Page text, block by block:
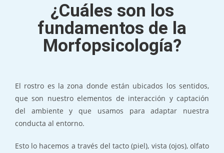
¿Cuáles son los
fundamentos de la
Morfopsicología?
El rostro es la zona donde están ubicados los sentidos,
que son nuestro elementos de interacción y captación
del ambiente y que usamos para adaptar nuestra
conducta al entorno.
Esto lo hacemos a través del tacto (piel), vista (ojos), olfato